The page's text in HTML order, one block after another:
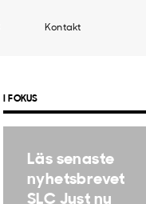
Kontakt
I FOKUS
Läs senaste
nyhetsbrevet
SLC Just nu